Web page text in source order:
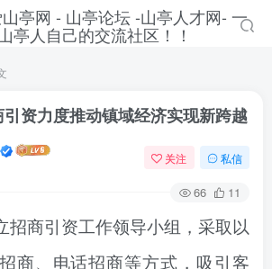
资力度推动镇域经济实现新跨越
关注 私信
66 11
招商引资工作领导小组，采取以
商、电话招商等方式，吸引客